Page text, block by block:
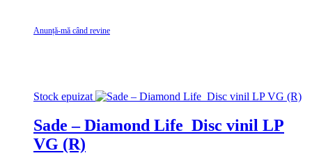
Anunță-mă când revine
Stock epuizat
Sade – Diamond Life Disc vinil LP
VG (R)